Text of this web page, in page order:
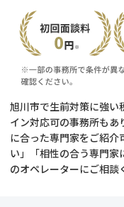
旭川市で生前対策に強い
イン対応可の事務所も
に合った専門家をご紹
い」「相性の合う専門
のオペレーターにご相談